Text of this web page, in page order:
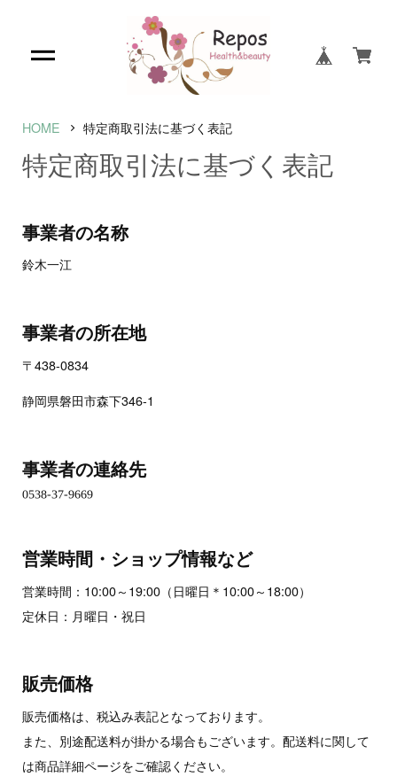
HOME 特定商取引法に基づく表記
特定商取引法に基づく表記
事業者の名称
鈴木一江
事業者の所在地
〒438-0834
静岡県磐田市森下346-1
事業者の連絡先
営業時間・ショップ情報など
営業時間：10:00～19:00（日曜日＊10:00～18:00）
定休日：月曜日・祝日
販売価格
販売価格は、税込み表記となっております。
また、別途配送料が掛かる場合もございます。配送料に関して
は商品詳細ページをご確認ください。